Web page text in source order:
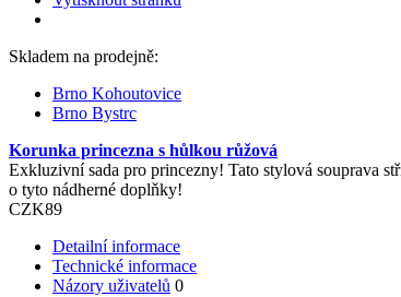
Skladem na prodejně:
Brno Kohoutovice
Brno Bystrc
Korunka princezna s hůlkou růžová
Exkluzivní sada pro princezny! Tato stylová souprava
o tyto nádherné doplňky!
CZK89
Detailní informace
Technické informace
Názory uživatelů 0